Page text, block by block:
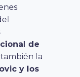
de
también la
y los